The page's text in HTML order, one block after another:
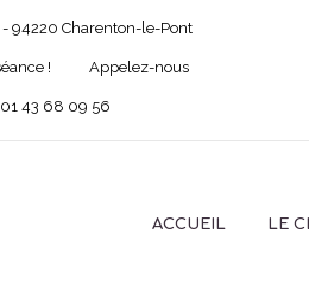
- 94220 Charenton-le-Pont
! Appelez-nous
01 43 68 09 56
ACCUEIL LE